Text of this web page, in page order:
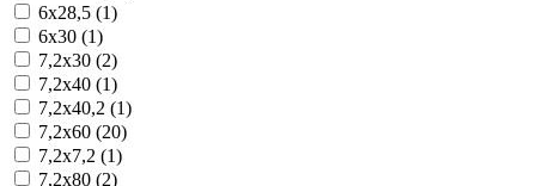
6x28,5 (1)
6x30 (1)
7,2x30 (2)
7,2x40 (1)
7,2x40,2 (1)
7,2x60 (20)
7,2x7,2 (1)
7,2x80 (2)